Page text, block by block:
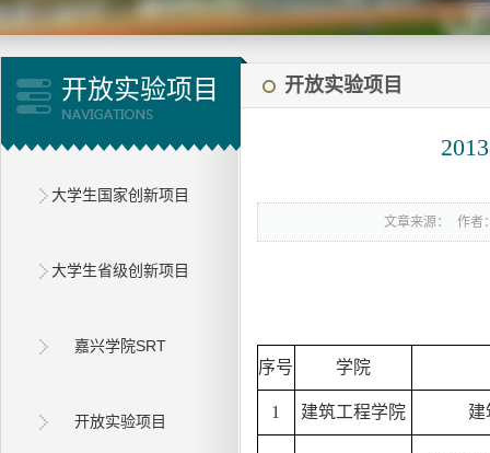
开放实验项目
大学生国家创新项目
大学生省级创新项目
嘉兴学院SRT
开放实验项目
开放实验项目
文章来源： 作者
序号 学院
1 建筑工程学院 建